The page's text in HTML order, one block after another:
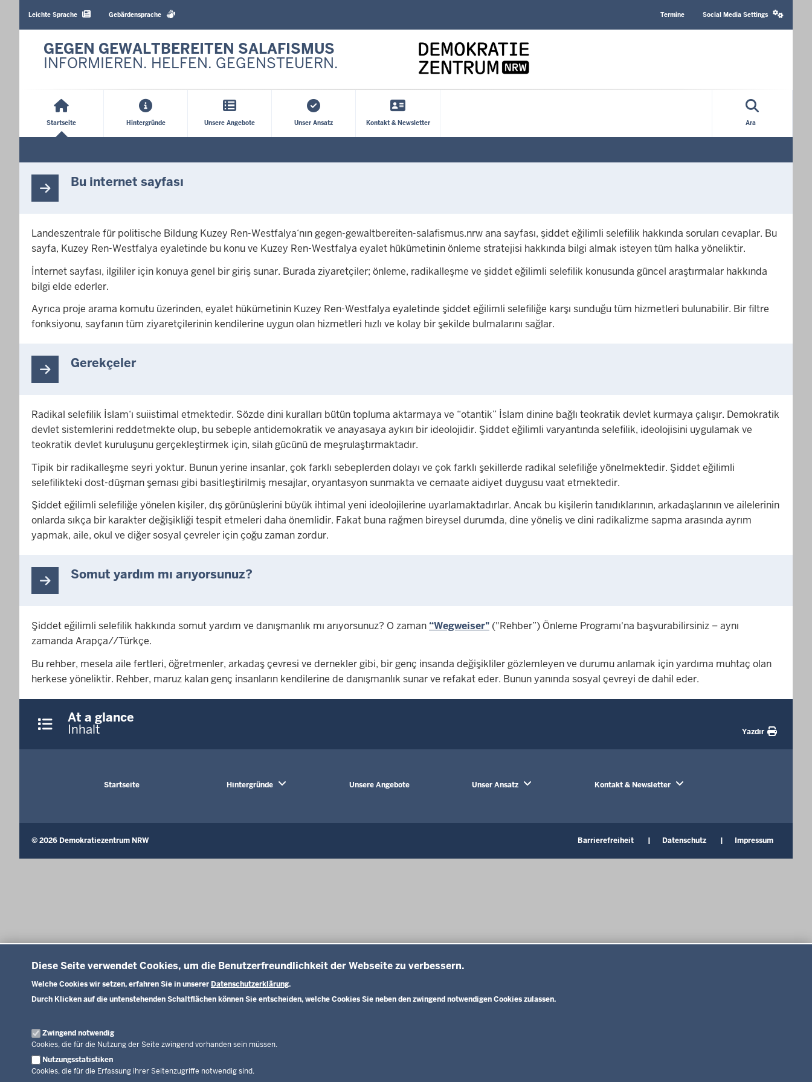
Diese Seite verwendet Cookies, um die Benutzerfreundlichkeit der Webseite zu verbessern.
Welche Cookies wir setzen, erfahren Sie in unserer Datenschutzerklärung.
Durch Klicken auf die untenstehenden Schaltflächen können Sie entscheiden, welche Cookies Sie neben den zwingend notwendigen Cookies zulassen.
Zwingend notwendig
Cookies, die für die Nutzung der Seite zwingend vorhanden sein müssen.
Nutzungsstatistiken
Cookies, die für die Erfassung ihrer Seitenzugriffe notwendig sind.
Sprachen
Leichte Sprache Gebärdensprache
TopTermine
media
Social Media Settings
GEGEN GEWALTBEREITEN SALAFISMUS
INFORMIEREN. HELFEN. GEGENSTEUERN.
Hauptmenü
Startseite Hintergründe Unsere Angebote Unser Ansatz Kontakt & Newsletter Ara
Bu internet sayfası
Landeszentrale für politische Bildung Kuzey Ren-Westfalya‘nın gegen-gewaltbereiten-salafismus.nrw ana sayfası, şiddet eğilimli selefilik hakkında soruları cevaplar. Bu
sayfa, Kuzey Ren-Westfalya eyaletinde bu konu ve Kuzey Ren-Westfalya eyalet hükümetinin önleme stratejisi hakkında bilgi almak isteyen tüm halka yöneliktir.
İnternet sayfası, ilgililer için konuya genel bir giriş sunar. Burada ziyaretçiler; önleme, radikalleşme ve şiddet eğilimli selefilik konusunda güncel araştırmalar hakkında
bilgi elde ederler.
Ayrıca proje arama komutu üzerinden, eyalet hükümetinin Kuzey Ren-Westfalya eyaletinde şiddet eğilimli selefiliğe karşı sunduğu tüm hizmetleri bulunabilir. Bir filtre
fonksiyonu, sayfanın tüm ziyaretçilerinin kendilerine uygun olan hizmetleri hızlı ve kolay bir şekilde bulmalarını sağlar.
Gerekçeler
Radikal selefilik İslam‘ı suiistimal etmektedir. Sözde dini kuralları bütün topluma aktarmaya ve “otantik” İslam dinine bağlı teokratik devlet kurmaya çalışır. Demokratik
devlet sistemlerini reddetmekte olup, bu sebeple antidemokratik ve anayasaya aykırı bir ideolojidir. Şiddet eğilimli varyantında selefilik, ideolojisini uygulamak ve
teokratik devlet kuruluşunu gerçekleştirmek için, silah gücünü de meşrulaştırmaktadır.
Tipik bir radikalleşme seyri yoktur. Bunun yerine insanlar, çok farklı sebeplerden dolayı ve çok farklı şekillerde radikal selefiliğe yönelmektedir. Şiddet eğilimli
selefilikteki dost-düşman şeması gibi basitleştirilmiş mesajlar, oryantasyon sunmakta ve cemaate aidiyet duygusu vaat etmektedir.
Şiddet eğilimli selefiliğe yönelen kişiler, dış görünüşlerini büyük ihtimal yeni ideolojilerine uyarlamaktadırlar. Ancak bu kişilerin tanıdıklarının, arkadaşlarının ve ailelerinin
onlarda sıkça bir karakter değişikliği tespit etmeleri daha önemlidir. Fakat buna rağmen bireysel durumda, dine yöneliş ve dini radikalizme sapma arasında ayrım
yapmak, aile, okul ve diğer sosyal çevreler için çoğu zaman zordur.
Somut yardım mı arıyorsunuz?
Şiddet eğilimli selefilik hakkında somut yardım ve danışmanlık mı arıyorsunuz? O zaman “Wegweiser" ("Rehber”) Önleme Programı'na başvurabilirsiniz – aynı
zamanda Arapça//Türkçe.
Bu rehber, mesela aile fertleri, öğretmenler, arkadaş çevresi ve dernekler gibi, bir genç insanda değişikliler gözlemleyen ve durumu anlamak için yardıma muhtaç olan
herkese yöneliktir. Rehber, maruz kalan genç insanların kendilerine de danışmanlık sunar ve refakat eder. Bunun yanında sosyal çevreyi de dahil eder.
Inhalte
At a glance
Inhalt Yazdır
Startseite Hintergründe Unsere Angebote Unser Ansatz Kontakt & Newsletter
© 2026 Demokratiezentrum NRW Barrierefreiheit Datenschutz Impressum